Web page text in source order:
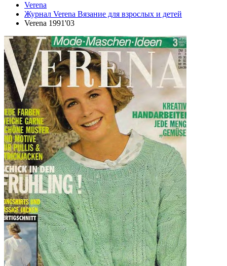
Verena
Журнал Verena Вязание для взрослых и детей
Verena 1991'03